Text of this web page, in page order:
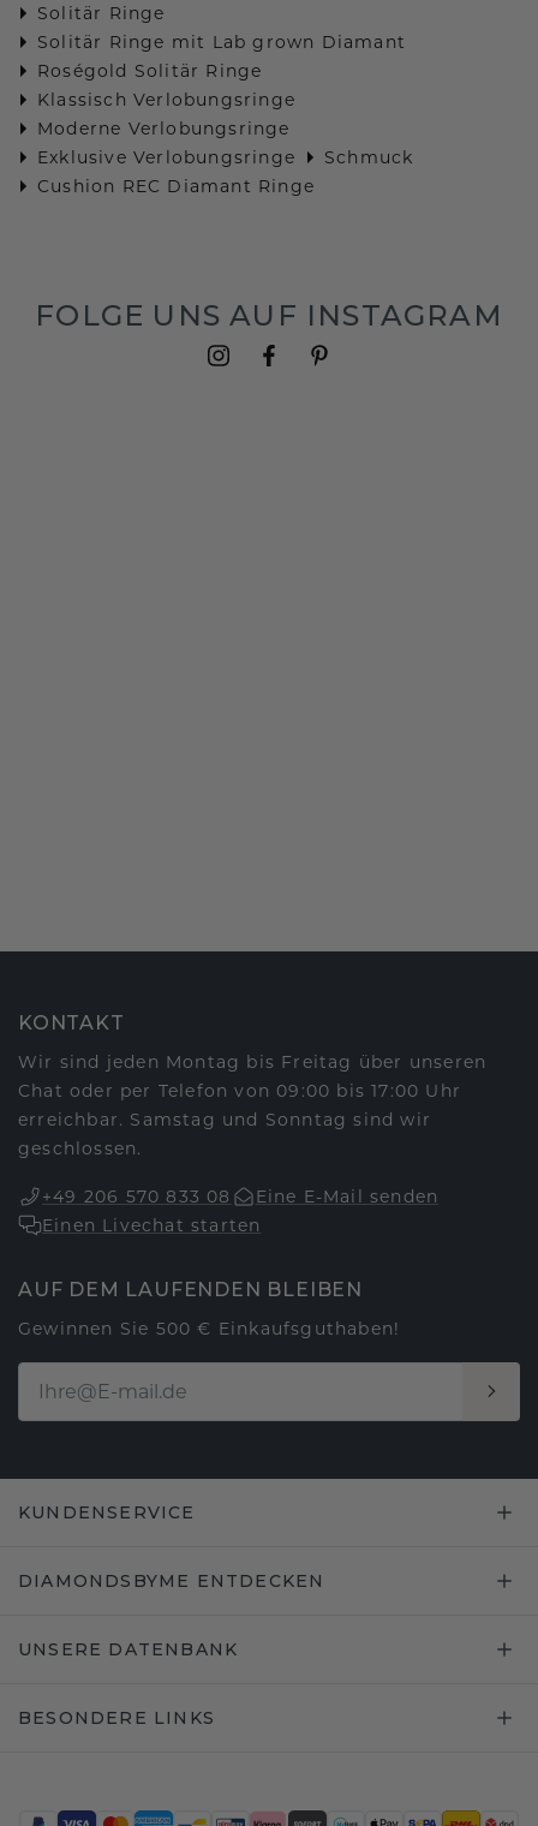
Solitär Ringe
Solitär Ringe mit Lab grown Diamant
Roségold Solitär Ringe
Klassisch Verlobungsringe
Moderne Verlobungsringe
Exklusive Verlobungsringe
Schmuck
Cushion REC Diamant Ringe
FOLGE UNS AUF INSTAGRAM
KONTAKT
Wir sind jeden Montag bis Freitag über unseren
Chat oder per Telefon von 09:00 bis 17:00 Uhr
erreichbar. Samstag und Sonntag sind wir
geschlossen.
+49 206 570 833 08
Eine E-Mail senden
Einen Livechat starten
AUF DEM LAUFENDEN BLEIBEN
Gewinnen Sie 500 € Einkaufsguthaben!
KUNDENSERVICE
DIAMONDSBYME ENTDECKEN
UNSERE DATENBANK
BESONDERE LINKS